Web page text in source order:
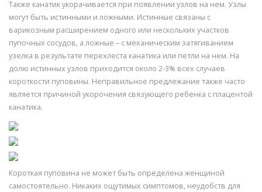
Также канатик укорачивается при появлении узлов на нем. Узлы
могут быть истинными и ложными. Истинные связаны с
варикозным расширением одного или нескольких участков
пупочных сосудов, а ложные – с механическим затягиванием
узелка в результате перехлеста канатика или петли на нем. На
долю истинных узлов приходится около 2-3% всех случаев
короткости пуповины. Неправильное предлежание также часто
является причиной укорочения связующего ребенка с плацентой
канатика.
Короткая пуповина не может быть определена женщиной
самостоятельно. Никаких ощутимых симптомов, неудобств для